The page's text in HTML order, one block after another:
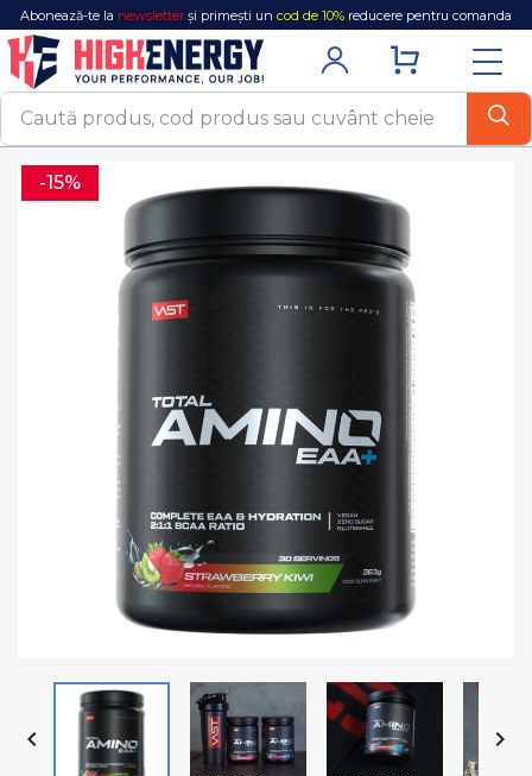
Abonează-te la newsletter și primești un cod de 10% reducere pentru comanda
ta!
-15%
 